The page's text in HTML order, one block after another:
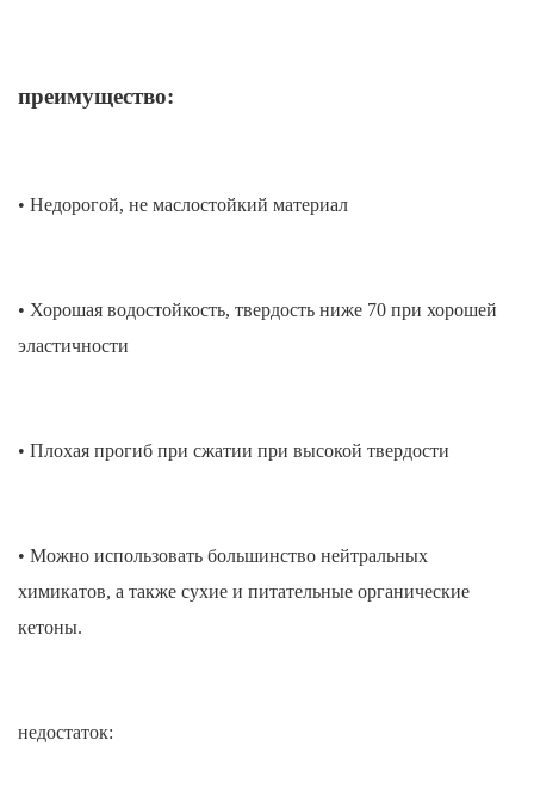
преимущество:
• Недорогой, не маслостойкий материал
• Хорошая водостойкость, твердость ниже 70 при хорошей
эластичности
• Плохая прогиб при сжатии при высокой твердости
• Можно использовать большинство нейтральных
химикатов, а также сухие и питательные органические
кетоны.
недостаток: